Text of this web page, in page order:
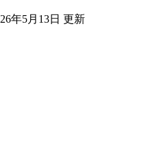
年5月13日 更新